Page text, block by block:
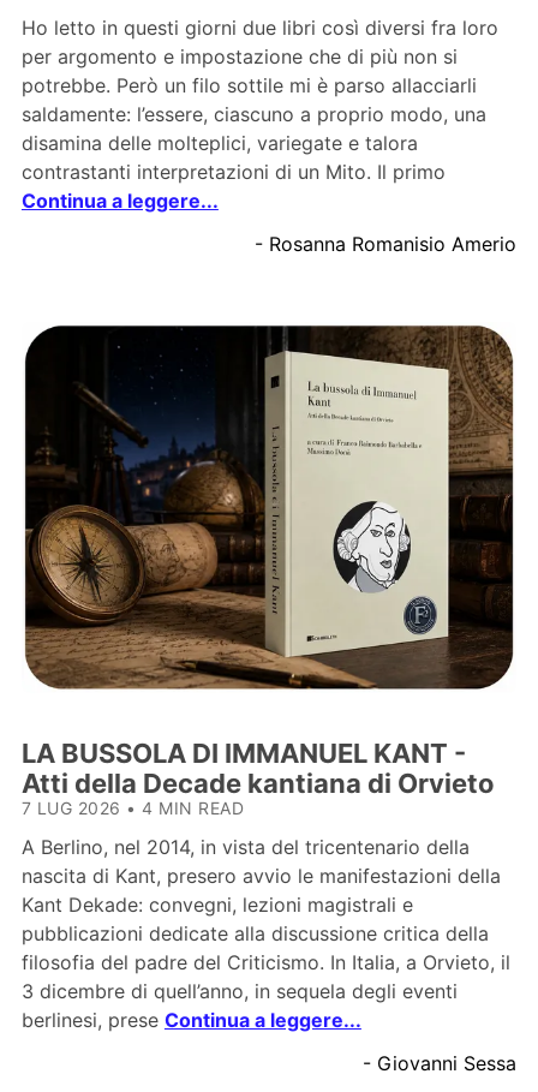
Ho letto in questi giorni due libri così diversi fra loro
per argomento e impostazione che di più non si
potrebbe. Però un filo sottile mi è parso allacciarli
saldamente: l’essere, ciascuno a proprio modo, una
disamina delle molteplici, variegate e talora
contrastanti interpretazioni di un Mito. Il primo
Continua a leggere...
- Rosanna Romanisio Amerio
LA BUSSOLA DI IMMANUEL KANT -
Atti della Decade kantiana di Orvieto
7 LUG 2026 • 4 MIN READ
A Berlino, nel 2014, in vista del tricentenario della
nascita di Kant, presero avvio le manifestazioni della
Kant Dekade: convegni, lezioni magistrali e
pubblicazioni dedicate alla discussione critica della
filosofia del padre del Criticismo. In Italia, a Orvieto, il
3 dicembre di quell’anno, in sequela degli eventi
berlinesi, prese Continua a leggere...
- Giovanni Sessa